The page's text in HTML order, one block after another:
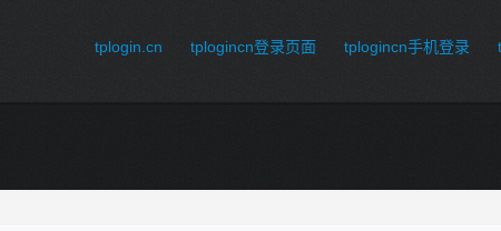
tplogin.cn tplogincn登录页面 tplogincn手机登录